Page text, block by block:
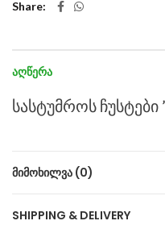
Share
ᲐᲦᲬᲔᲠᲐ
სასტუმროს
ᲛᲘᲛᲝᲮᲘᲚᲕᲐ (0)
SHIPPING & DELIVERY